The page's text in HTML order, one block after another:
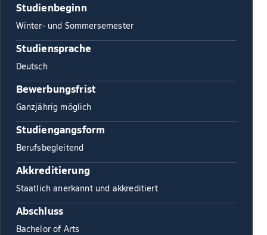
Studienbeginn
Winter- und Sommersemester
Studiensprache
Deutsch
Bewerbungsfrist
Ganzjährig möglich
Studiengangsform
Berufsbegleitend
Akkreditierung
Staatlich anerkannt und akkreditiert
Abschluss
Bachelor of Arts